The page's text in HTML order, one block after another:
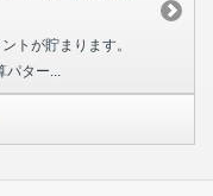
トが貯まります。
ター...